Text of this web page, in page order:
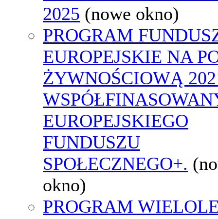
2025 (nowe okno)
PROGRAM
EUROPEJSKIE NA
ŻYWNOŚCIOWĄ
EUROPEJSKIEGO
FUNDUSZU
SPOŁECZNEGO+.
okno)
PROGRAM